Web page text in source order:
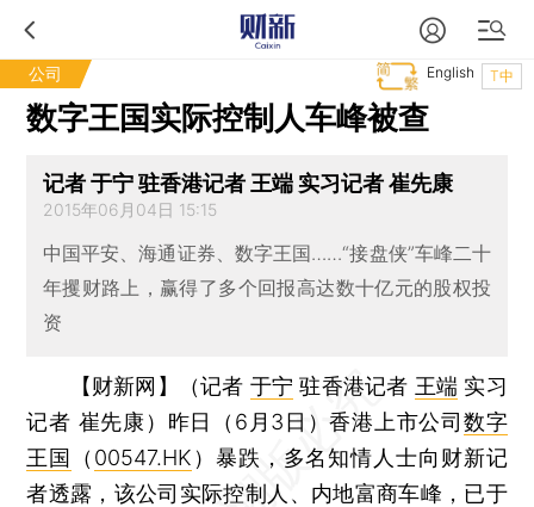
公司 T中
English
数字王国实际控制人车峰被查
记者 于宁 驻香港记者 王端 实习记者 崔先康
2015年06月04日 15:15
中国平安、海通证券、数字王国……“接盘侠”车峰二十
年攫财路上，赢得了多个回报高达数十亿元的股权投
资
【财新网】（记者 于宁 驻香港记者 王端 实习
记者 崔先康） 昨日（6月3日）香港上市公司 数字
王国
（ 00547.HK ）暴跌，多名知情人士向财新记
者透露，该公司实际控制人、内地富商车峰，已于